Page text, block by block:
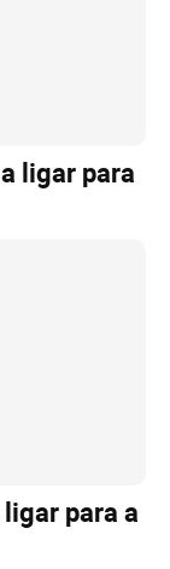
ligar para
ligar para a